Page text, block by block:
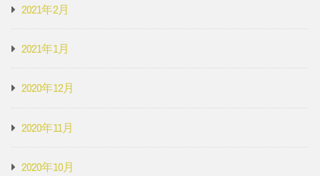
2021年2月
2021年1月
2020年12月
2020年11月
2020年10月